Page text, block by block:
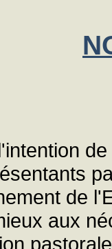
de
aux